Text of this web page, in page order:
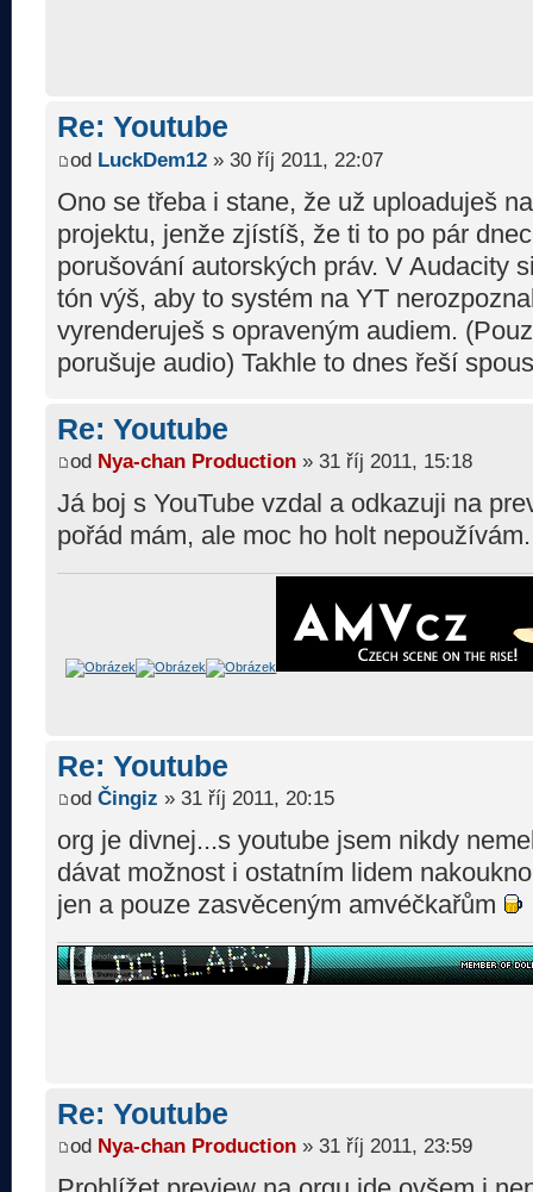
Re: Youtube
od LuckDem12 » 30 říj 2011, 22:07
Ono se třeba i stane, že už uploaduješ
projektu, jenže zjístíš, že ti to po pár
porušování autorských práv. V Audacity
tón výš, aby to systém na YT
vyrenderuješ s opraveným audiem.
porušuje audio) Takhle to dnes řeší
Re: Youtube
od Nya-chan Production » 31 říj 2011, 15:18
Já boj s YouTube vzdal a odkazuji na
pořád mám, ale moc ho holt
Re: Youtube
od Čingiz » 31 říj 2011, 20:15
org je divnej...s youtube jsem nikdy
dávat možnost i ostatním lidem
jen a pouze zasvěceným amvéčkařům
Re: Youtube
od Nya-chan Production » 31 říj 2011, 23:59